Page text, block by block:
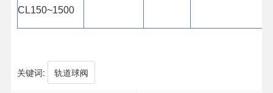
CL150~1500
关键词: 轨道球阀